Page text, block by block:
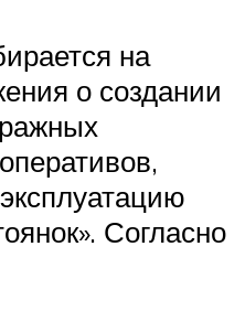
на
о создании
Согласно